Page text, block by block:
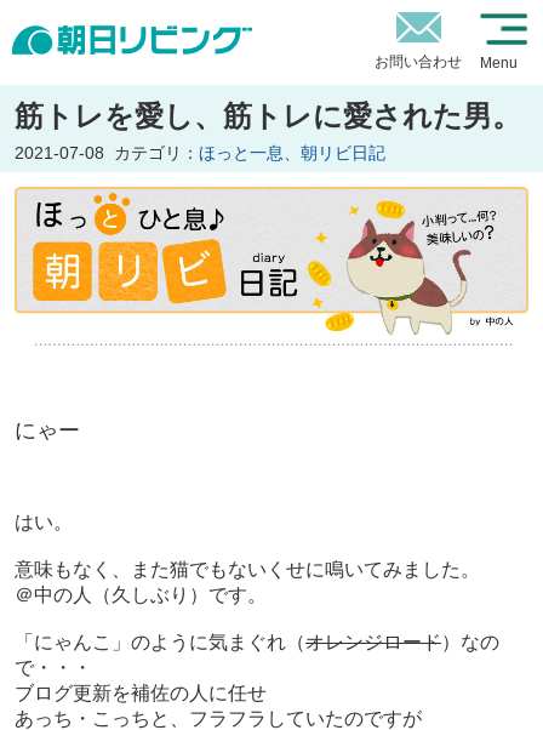
お問い合わせ Menu
筋トレを愛し、筋トレに愛された男。
2021-07-08 カテゴリ： ほっと一息、朝リビ日記
にゃー
はい。
意味もなく、また猫でもないくせに鳴いてみました。
＠中の人（久しぶり）です。
「にゃんこ」のように気まぐれ（オレンジロード）なの
で・・・
ブログ更新を補佐の人に任せ
あっち・こっちと、フラフラしていたのですが